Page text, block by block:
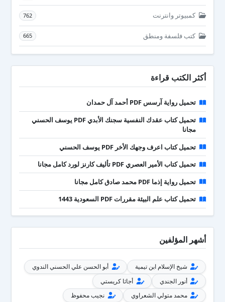
كمبيوتر وانترنت 762
كتب فلسفة ومنطق 665
أكثر الكتب قراءة
تحميل رواية آرسس PDF أحمد آل حمدان
تحميل كتاب عقدك النفسية سجنك الأبدي PDF يوسف الحسني
مجانا
تحميل كتاب اعرف وجهك الأخر PDF يوسف الحسني
تحميل كتاب الأمير العصري PDF تأليف كارنز لورد كامل مجانا
تحميل رواية إذما PDF محمد صادق كامل مجانا
تحميل كتاب علم البيئة مقررات PDF السعودية 1443
أشهر المؤلفين
شيخ الإسلام ابن تيمية
أبو الحسن علي الحسني الندوي
أنور الجندي
أجاثا كريستي
محمد متولي الشعراوي
نجيب محفوظ